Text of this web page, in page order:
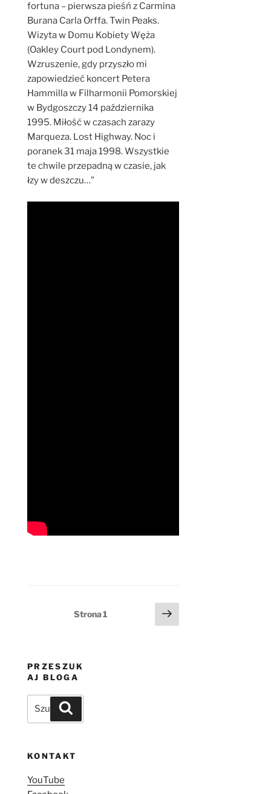
fortuna – pierwsza pieśń z Carmina
Burana Carla Orffa. Twin Peaks.
Wizyta w Domu Kobiety Węża
(Oakley Court pod Londynem).
Wzruszenie, gdy przyszło mi
zapowiedzieć koncert Petera
Hammilla w Filharmonii Pomorskiej
w Bydgoszczy 14 października
1995. Miłość w czasach zarazy
Marqueza. Lost Highway. Noc i
poranek 31 maja 1998. Wszystkie
te chwile przepadną w czasie, jak
łzy w deszczu…”
Stronicowanie
Strona1
Następna
strona
PRZESZUK
AJ BLOGA
Szukaj:
KONTAKT
YouTube